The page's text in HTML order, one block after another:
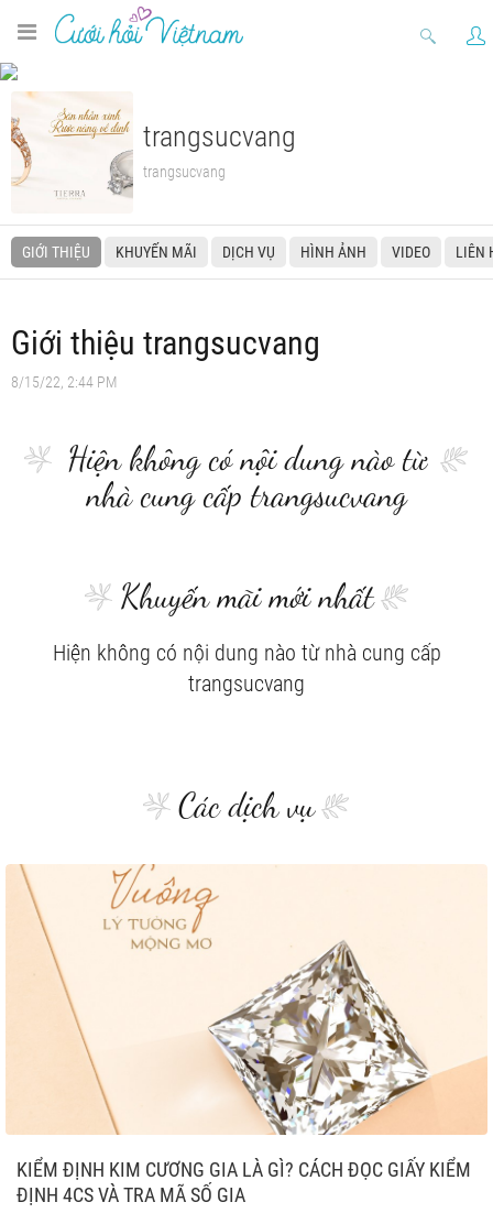
trangsucvang
trangsucvang
GIỚI THIỆU KHUYẾN MÃI DỊCH VỤ HÌNH ẢNH VIDEO LIÊN
Giới thiệu trangsucvang
8/15/22, 2:44 PM
Hiện không có nội dung nào từ
nhà cung cấp trangsucvang
Khuyến mãi mới nhất
Hiện không có nội dung nào từ nhà cung cấp
trangsucvang
Các dịch vụ
KIỂM ĐỊNH KIM CƯƠNG GIA LÀ GÌ? CÁCH ĐỌC GIẤY KIỂM
ĐỊNH 4CS VÀ TRA MÃ SỐ GIA